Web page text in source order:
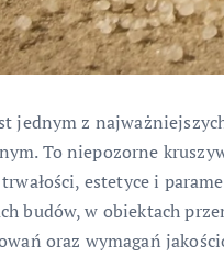
jednym z
To niepozorne
estetyce i
budów, w obiektach
oraz wymagań